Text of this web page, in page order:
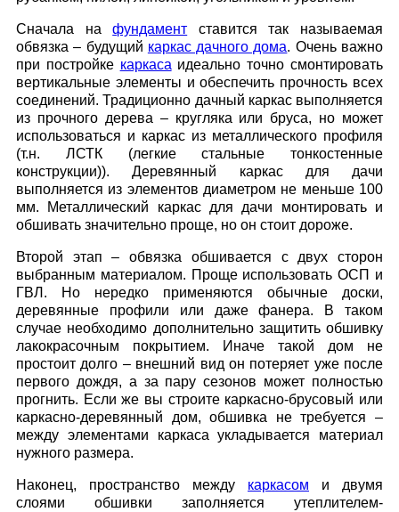
Сначала нафундамент ставится так называемая
обвязка – будущий каркас дачного дома. Очень важно
при постройке каркасаидеально точно смонтировать
вертикальные элементы и обеспечить прочность всех
соединений. Традиционно дачный каркас выполняется
из прочного дерева – кругляка или бруса, но может
использоваться и каркас из металлического профиля
(т.н. ЛСТК (легкие стальные тонкостенные
конструкции)). Деревянный каркас для дачи
выполняется из элементов диаметром не меньше 100
мм. Металлический каркас для дачи монтировать и
обшивать значительно проще, но он стоит дороже.
Второй этап – обвязка обшивается с двух сторон
выбранным материалом. Проще использовать ОСП и
ГВЛ. Но нередко применяются обычные доски,
деревянные профили или даже фанера. В таком
случае необходимо дополнительно защитить обшивку
лакокрасочным покрытием. Иначе такой дом не
простоит долго – внешний вид он потеряет уже после
первого дождя, а за пару сезонов может полностью
прогнить. Если же вы строите каркасно-брусовый или
каркасно-деревянный дом, обшивка не требуется –
между элементами каркаса укладывается материал
нужного размера.
Наконец, пространство между каркасом и двумя
слоями обшивки заполняется утеплителем-